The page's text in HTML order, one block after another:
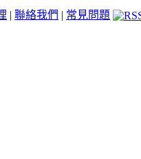
| 聯絡我們 | 常見問題